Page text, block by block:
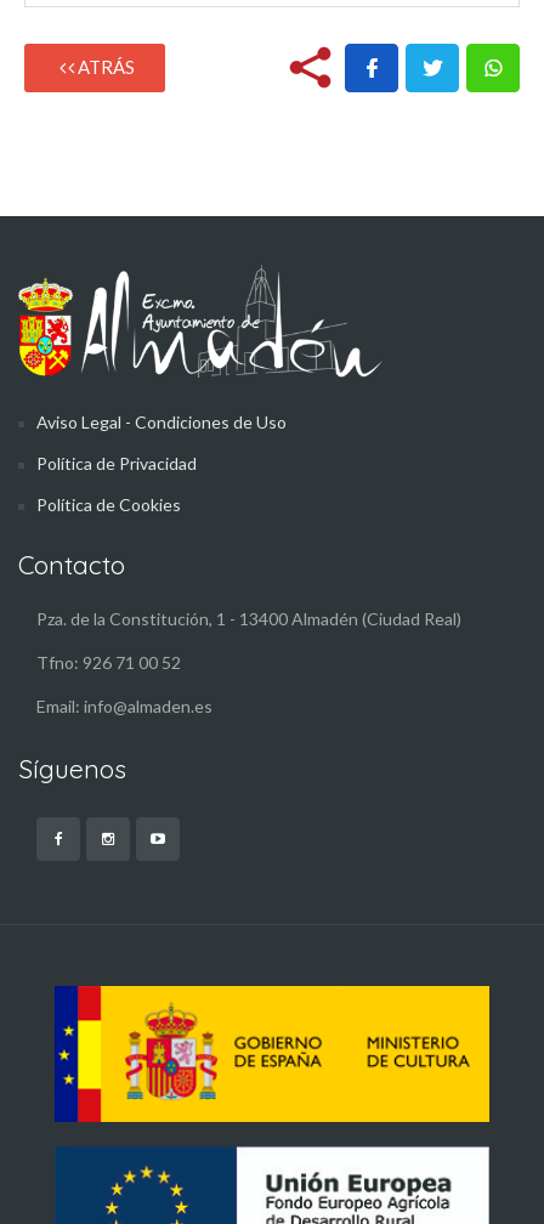
ATRÁS
Aviso Legal - Condiciones de Uso
Política de Privacidad
Política de Cookies
Contacto
Pza. de la Constitución, 1 - 13400 Almadén (Ciudad Real)
Tfno: 926 71 00 52
Email: info@almaden.es
Síguenos